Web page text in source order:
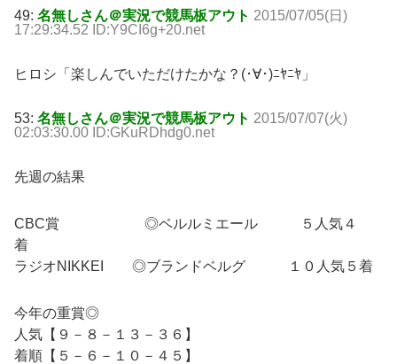
49: 名無しさん＠実況で競馬板アウト 2015/07/05(日)
17:29:34.52 ID:Y9CI6g+20.net
ヒロシ「楽しんでいただけたかな？(･∀･)ﾆﾔﾆﾔ」
53: 名無しさん＠実況で競馬板アウト 2015/07/07(火)
02:03:30.00 ID:GKuRDhdg0.net
先週の結果
CBC賞 ◎ベルルミエール ５人気４
着
ラジオNIKKEI ◎ブランドベルグ １０人気５着
今年の重賞◎
人気【９－８－１３－３６】
着順【５－６－１０－４５】